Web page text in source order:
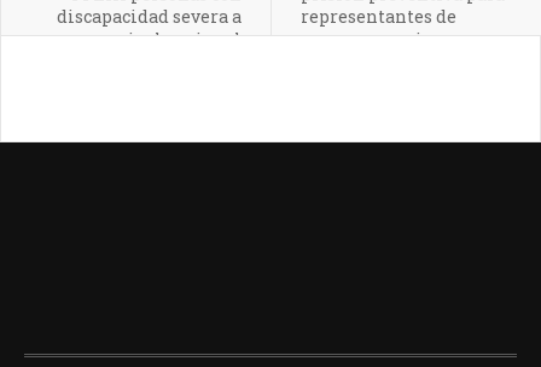
discapacidad severa a
nivel nacional
representantes de
empresas socias